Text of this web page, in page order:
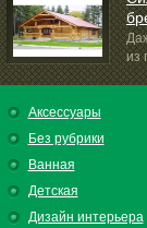
из
продолжают...
Аксессуары
Без рубрики
Ванная
Детская
Дизайн интерьера